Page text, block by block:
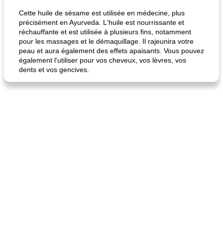
quinoa petit déjeuner méditerranéen poitrines de poulet grillées de jenny
Cette huile de sésame est utilisée en médecine, plus
précisément en Ayurveda. L'huile est nourrissante et
réchauffante et est utilisée à plusieurs fins, notamment
pour les massages et le démaquillage. Il rajeunira votre
peau et aura également des effets apaisants. Vous pouvez
également l'utiliser pour vos cheveux, vos lèvres, vos
dents et vos gencives.